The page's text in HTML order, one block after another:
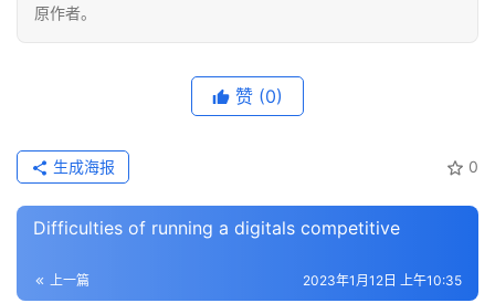
页
原作者。
赞 (0)
0
生成海报
Difficulties of running a digitals competitive
上一篇 2023年1月12日 上午10:35